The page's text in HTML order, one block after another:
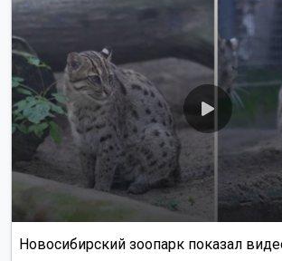
Новосибирский зоопарк показал